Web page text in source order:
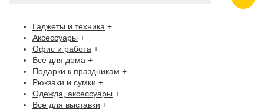
Гаджеты и техника +
Аксессуары +
Офис и работа +
Все для дома +
Подарки к праздникам +
Рюкзаки и сумки +
Одежда, аксессуары +
Все для выставки +